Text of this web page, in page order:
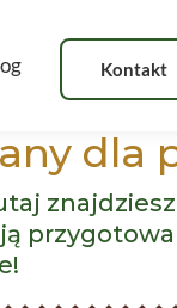
Kontakt
dla